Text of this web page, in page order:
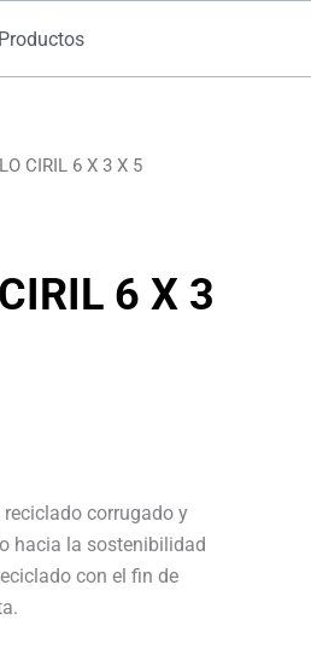
CIRIL 6 X 3 X 5
6 X 3
corrugado y
hacia la sostenibilidad
con el fin de